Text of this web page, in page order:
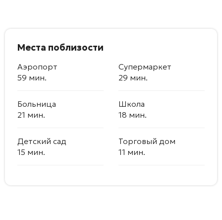
Места поблизости
Аэропорт
59 мин.
Супермаркет
29 мин.
Больница
21 мин.
Школа
18 мин.
Детский сад
15 мин.
Торговый дом
11 мин.